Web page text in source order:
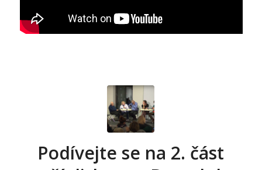
Podívejte se na 2. část